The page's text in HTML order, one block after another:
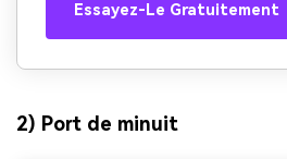
Essayez-Le Gratuitement
2) Port de minuit